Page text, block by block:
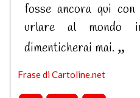
fosse ancora qui
urlare al mondo
dimenticherai mai.
Frase di Cartoline.net